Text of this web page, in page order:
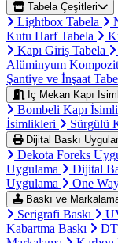
Tabela Çeşitleri
Lightbox Tabela
Kutu Harf Tabela
Kapı Giriş Tabela
Alüminyum
Şantiye ve İnşaat
İç Mekan Kapı
Bombeli Kapı
İsimlikleri
Sürgülü
Dijital Baskı
Dekota Foreks
Uygulama
Dijital
Uygulama
One
Baskı ve
Serigrafi Baskı
Kabartma Baskı